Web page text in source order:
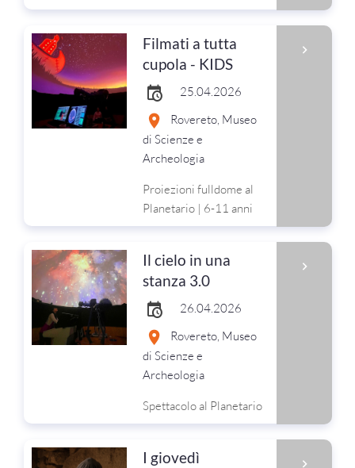
Filmati a tutta
cupola - KIDS
25.04.2026
Rovereto, Museo
di Scienze e
Archeologia
Proiezioni fulldome al
Planetario | 6-11 anni
Il cielo in una
stanza 3.0
26.04.2026
Rovereto, Museo
di Scienze e
Archeologia
Spettacolo al Planetario
I giovedì